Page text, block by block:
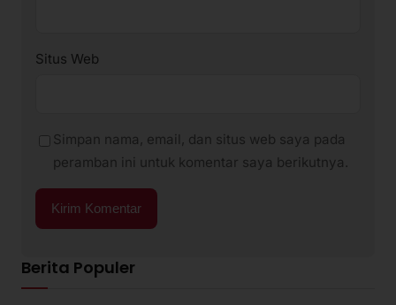
Situs Web
Simpan nama, email, dan situs web saya pada
peramban ini untuk komentar saya berikutnya.
Berita Populer